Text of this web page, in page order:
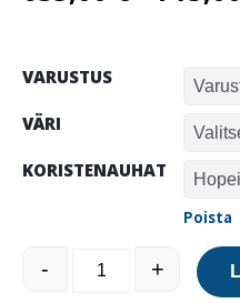
VARUSTUS
VÄRI
KORISTENAUHAT
Poista
Plaza roska-astia määrä
- +